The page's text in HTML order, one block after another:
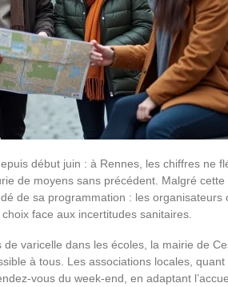
début juin : à Rennes, les chiffres ne
de moyens sans précédent. Malgré cette
de sa programmation : les organisateurs
face aux incertitudes sanitaires.
varicelle dans les écoles, la mairie de
à tous. Les associations locales, quant
vous du week-end, en adaptant